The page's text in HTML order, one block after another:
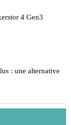
4 Gen3
: une alternative